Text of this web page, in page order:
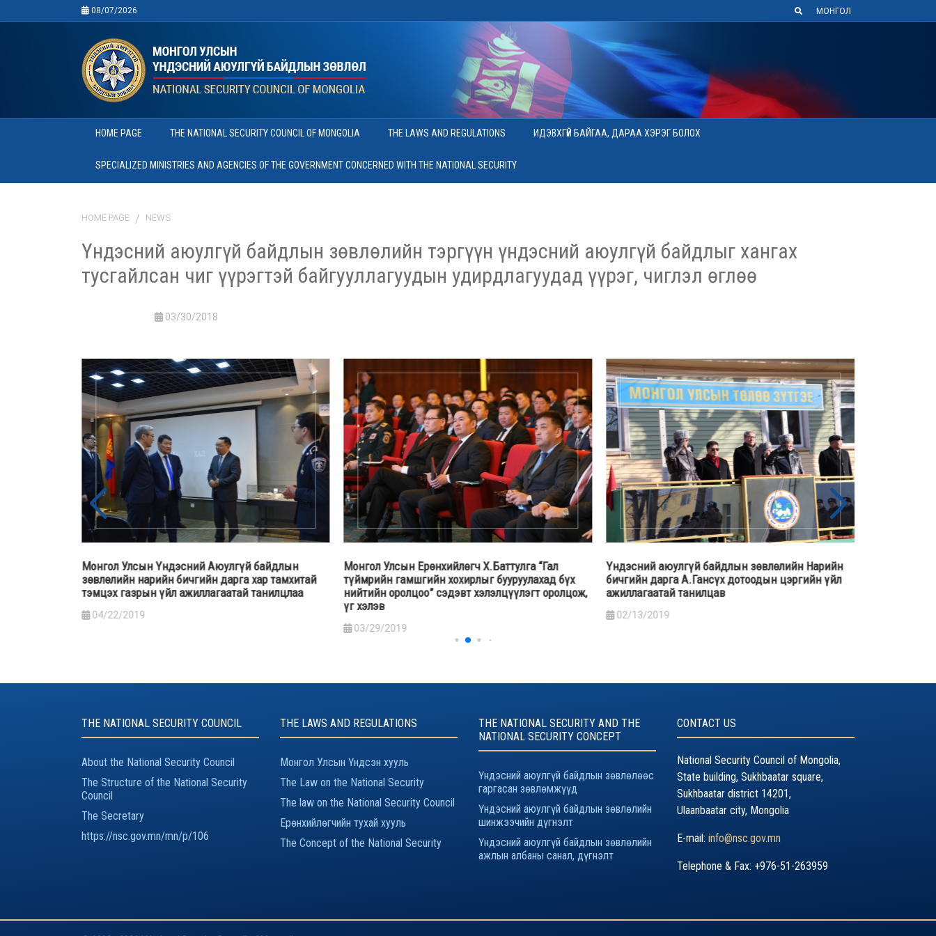
08/07/2026 МОНГОЛ
HOME PAGE THE NATIONAL SECURITY COUNCIL OF MONGOLIA THE LAWS AND REGULATIONS ИДЭВХГҮЙ БАЙГАА, ДАРАА ХЭРЭГ БОЛОХ
SPECIALIZED MINISTRIES AND AGENCIES OF THE GOVERNMENT CONCERNED WITH THE NATIONAL SECURITY
HOME PAGE NEWS
Үндэсний аюулгүй байдлын зөвлөлийн тэргүүн үндэсний аюулгүй байдлыг хангах
тусгайлсан чиг үүрэгтэй байгууллагуудын удирдлагуудад үүрэг, чиглэл өглөө
03/30/2018
Монгол Улсын Үндэсний Аюулгүй байдлын
зөвлөлийн нарийн бичгийн дарга хар тамхитай
тэмцэх газрын үйл ажиллагаатай танилцлаа
04/22/2019
Монгол Улсын Ерөнхийлөгч Х.Баттулга “Гал
түймрийн гамшгийн хохирлыг бууруулахад бүх
нийтийн оролцоо” сэдэвт хэлэлцүүлэгт оролцож,
үг хэлэв
03/29/2019
Үндэсний аюулгүй байдлын зөвлөлийн Нарийн
бичгийн дарга А.Гансүх дотоодын цэргийн үйл
ажиллагаатай танилцав
02/13/2019
THE NATIONAL SECURITY COUNCIL
About the National Security Council
The Structure of the National Security
Council
The Secretary
https://nsc.gov.mn/mn/p/106
THE LAWS AND REGULATIONS
Монгол Улсын Үндсэн хууль
The Law on the National Security
The law on the National Security Council
Ерөнхийлөгчийн тухай хууль
The Concept of the National Security
THE NATIONAL SECURITY AND THE
NATIONAL SECURITY CONCEPT
Үндэсний аюулгүй байдлын зөвлөлөөс
гаргасан зөвлөмжүүд
Үндэсний аюулгүй байдлын зөвлөлийн
шинжээчийн дүгнэлт
Үндэсний аюулгүй байдлын зөвлөлийн
ажлын албаны санал, дүгнэлт
CONTACT US
National Security Council of Mongolia,
State building, Sukhbaatar square,
Sukhbaatar district 14201,
Ulaanbaatar city, Mongolia
E-mail: info@nsc.gov.mn
Telephone & Fax: +976-51-263959